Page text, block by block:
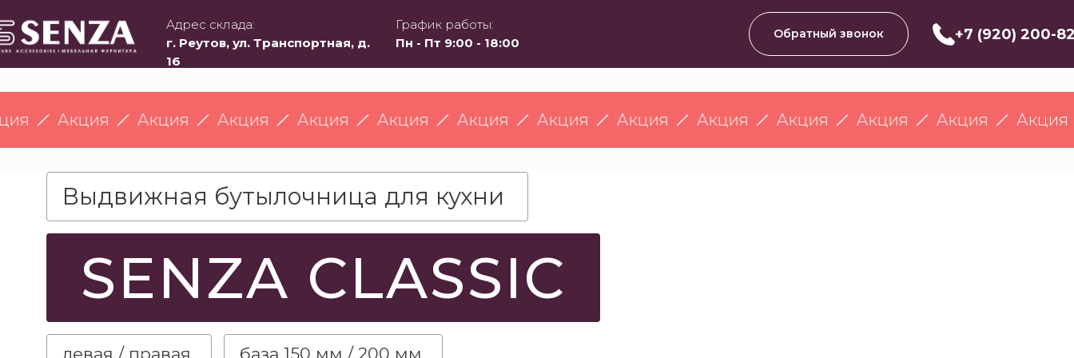
Обратный звонок
График работы:
Пн - Пт 9:00 - 18:00
Адрес склада:
г. Реутов, ул. Транспортная, д.
16
+7 (920) 200-
Акция Акция Акция Акция Акция Акция Акция Акция Акция Акция Акция Акция Акция
Выдвижная бутылочница для кухни
SENZA CLASSIC
левая / правая база 150 мм / 200 мм